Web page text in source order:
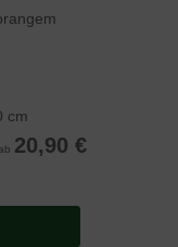
cm
20,90 €